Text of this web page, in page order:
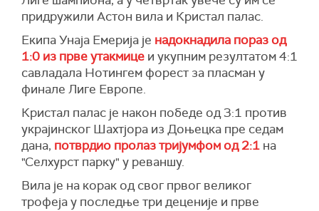
придружили Астон вила и Кристал палас.
Екипа Унаја Емерија је надокнадила пораз од
1:0 из прве утакмице и укупним резултатом 4:1
савладала Нотингем форест за пласман у
финале Лиге Европе.
Кристал палас је након победе од 3:1 против
украјинског Шахтјора из Доњецка пре седам
дана, потврдио пролаз тријумфом од 2:1 на
"Селхурст парку" у реваншу.
Вила је на корак од свог првог великог
трофеја у последње три деценије и прве